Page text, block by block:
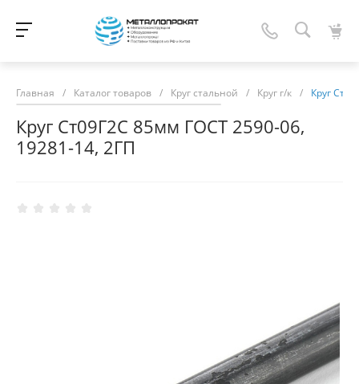
Главная / Каталог товаров / Круг стальной / Круг г/к / Круг
Круг Ст09Г2С 85мм ГОСТ 2590-06,
19281-14, 2ГП